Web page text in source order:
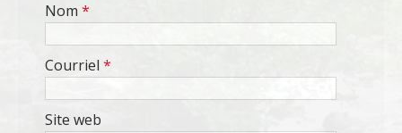
Nom *
Courriel *
Site web